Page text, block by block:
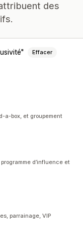
des
Effacer
a-box, et groupement
d’influence et
parrainage, VIP